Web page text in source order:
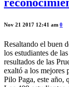
Nov 21 2017 12:41 am 0
Resaltando el buen
los estudiantes de
resultados de las
exaltó a los mejores
Pilo Paga, este año,